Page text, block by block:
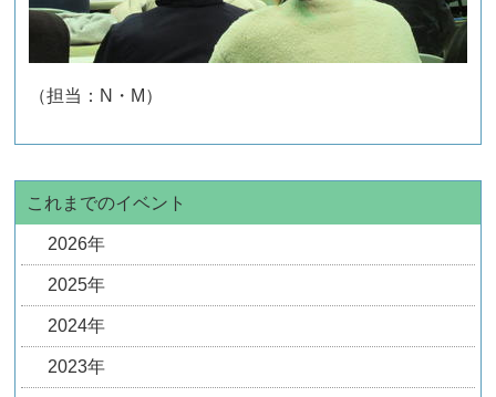
（担当：N・M）
これまでのイベント
2026年
2025年
2024年
2023年